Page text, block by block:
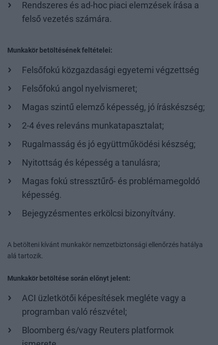
Rendszeres és ad-hoc piaci elemzések írása a
felső vezetés számára.
Munkakör betöltésének feltételei:
Felsőfokú közgazdasági egyetemi végzettség
Felsőfokú angol nyelvismeret;
Magas szintű elemző képesség, jó íráskészség;
2-4 éves releváns munkatapasztalat;
Rugalmasság és jó együttműködési készség;
Nyitottság és képesség a tanulásra;
Magas fokú stressztűrő- és problémamegoldó
képesség.
Bejegyzésmentes erkölcsi bizonyítvány.
A betölteni kívánt munkakör nemzetbiztonsági ellenőrzés hatálya
alá tartozik.
Munkakör betöltése során előnyt jelent:
ACI üzletkötői képesítések megléte vagy a
programban való részvétel;
Bloomberg és/vagy Reuters platformok